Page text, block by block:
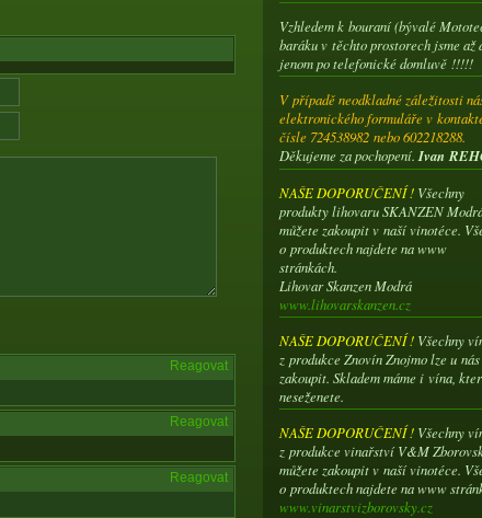
Reagovat
Reagovat
Reagovat
Vzhledem k bouraní (bývalé
baráku v těchto prostorech jsme až
jenom po telefonické domluvě !!!!!
V případě neodkladné záležitosti
elektronického formuláře v
čísle 724538982 nebo 602218288.
Děkujeme za pochopení. Ivan
NAŠE DOPORUČENÍ ! Všechny
produkty lihovaru SKANZEN
můžete zakoupit v naší vinotéce.
o produktech najdete na www
stránkách.
Lihovar Skanzen Modrá
www.lihovarskanzen.cz
NAŠE DOPORUČENÍ ! Všechny
z produkce Znovín Znojmo lze u nás
zakoupit. Skladem máme i vína,
neseženete.
NAŠE DOPORUČENÍ ! Všechny
z produkce vinařství V&M
můžete zakoupit v naší vinotéce.
o produktech najdete na www
www.vinarstvizborovsky.cz